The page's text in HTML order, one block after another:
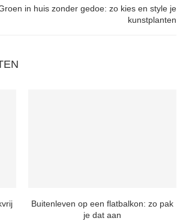
in huis zonder gedoe: zo kies en style je
kunstplanten
Buitenleven op een flatbalkon: zo pak
je dat aan